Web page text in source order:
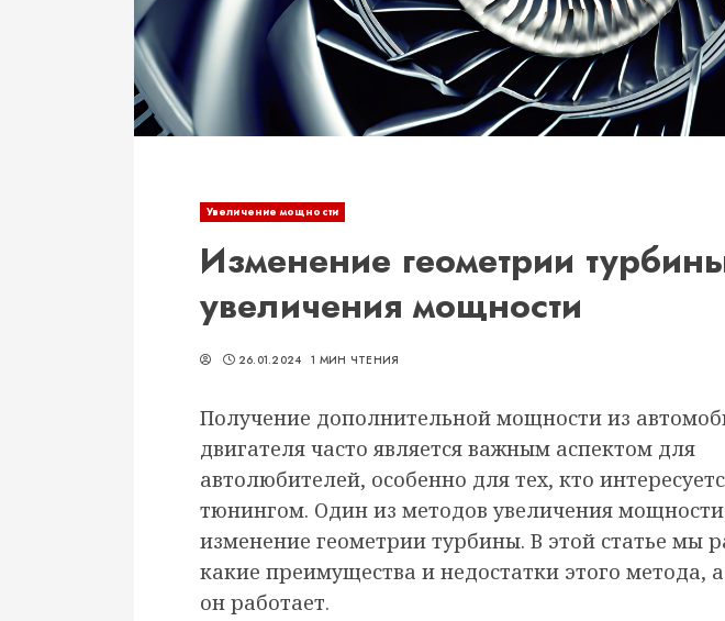
Увеличение мощности
Изменение геометрии
увеличения мощности
26.01.2024 1 МИН ЧТЕНИЯ
Получение дополнительной мощности из
двигателя часто является важным аспектом для
автолюбителей, особенно для тех, кто
тюнингом. Один из методов увеличения
изменение геометрии турбины. В этой статье мы
какие преимущества и недостатки этого метода,
он работает.